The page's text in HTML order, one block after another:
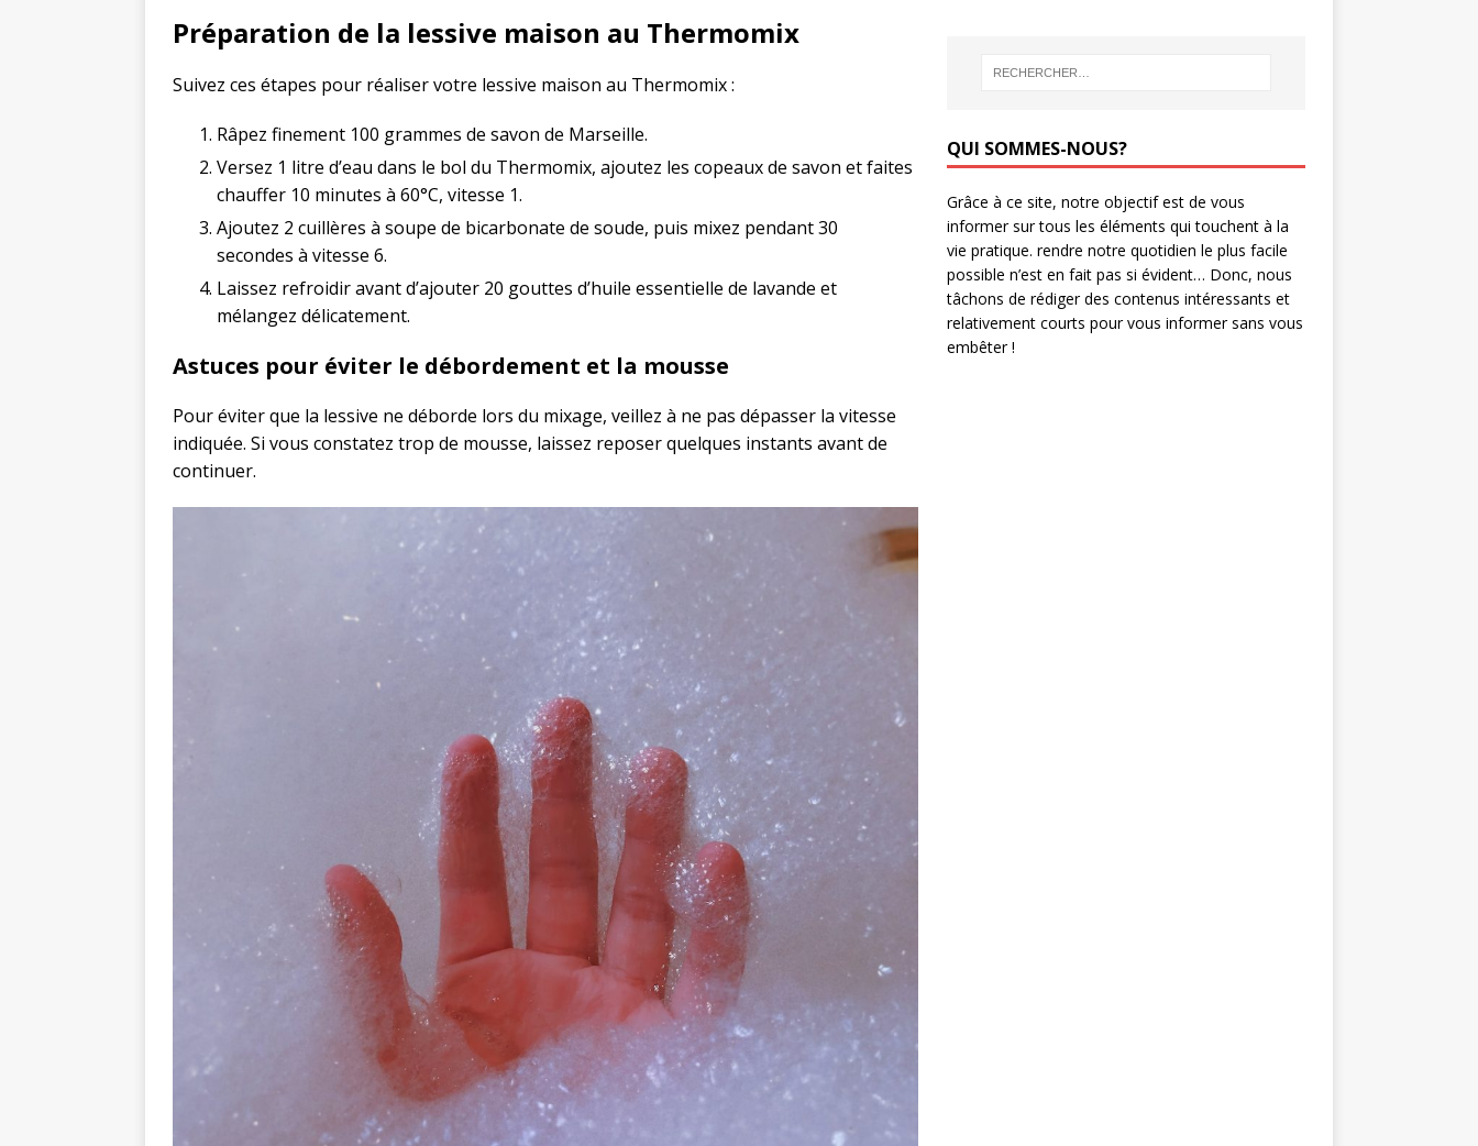
Préparation de la lessive maison au Thermomix
Suivez ces étapes pour réaliser votre lessive maison au Thermomix :
Râpez finement 100 grammes de savon de Marseille.
Versez 1 litre d’eau dans le bol du Thermomix, ajoutez les copeaux de savon et faites
chauffer 10 minutes à 60°C, vitesse 1.
Ajoutez 2 cuillères à soupe de bicarbonate de soude, puis mixez pendant 30
secondes à vitesse 6.
Laissez refroidir avant d’ajouter 20 gouttes d’huile essentielle de lavande et
mélangez délicatement.
Astuces pour éviter le débordement et la mousse
Pour éviter que la lessive ne déborde lors du mixage, veillez à ne pas dépasser la vitesse
indiquée. Si vous constatez trop de mousse, laissez reposer quelques instants avant de
continuer.
QUI SOMMES-NOUS?
Grâce à ce site, notre objectif est de vous
informer sur tous les éléments qui touchent à la
vie pratique. rendre notre quotidien le plus facile
possible n’est en fait pas si évident… Donc, nous
tâchons de rédiger des contenus intéressants et
relativement courts pour vous informer sans vous
embêter !